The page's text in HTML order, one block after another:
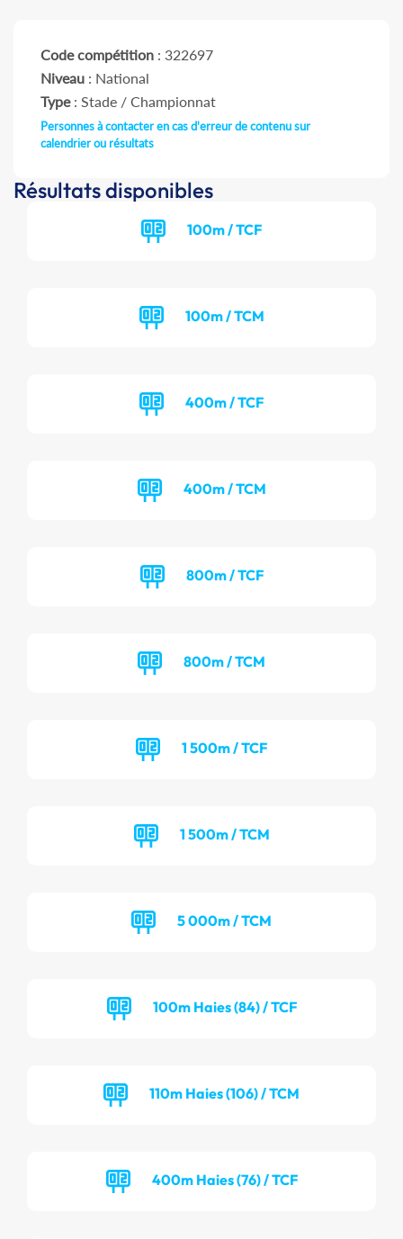
Code compétition : 322697
Niveau : National
Type: Stade / Championnat
Personnes à contacter en cas d'erreur de contenu sur
calendrier ou résultats
Résultats disponibles
100m / TCF
100m / TCM
400m / TCF
400m / TCM
800m / TCF
800m / TCM
1 500m / TCF
1 500m / TCM
5 000m / TCM
100m Haies (84) / TCF
110m Haies (106) / TCM
400m Haies (76) / TCF